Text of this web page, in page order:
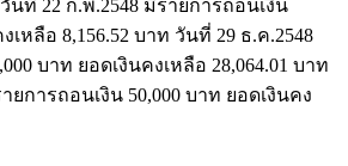
นที่ 22 ก.พ.2548 มีรายการถอนเงิน
เหลือ 8,156.52 บาท วันที่ 29 ธ.ค.2548
บาท ยอดเงินคงเหลือ 28,064.01 บาท
ยการถอนเงิน 50,000 บาท ยอดเงินคง